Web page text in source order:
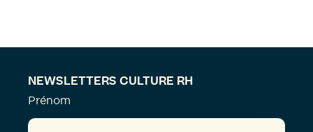
NEWSLETTERS CULTURE RH
Prénom